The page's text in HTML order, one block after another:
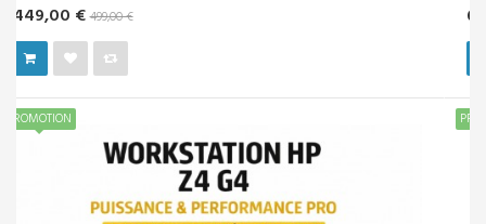
699,00 € 1 690,00 €
PROMOTION